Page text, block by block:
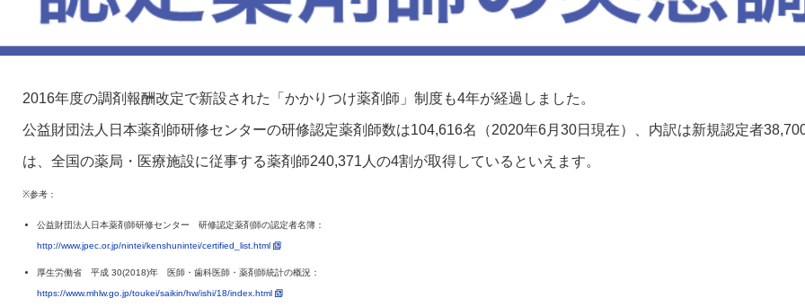
2016年度の調剤報酬改定で新設された「かかりつけ薬剤師」制度も4年が経過しました。
公益財団法人日本薬剤師研修センターの研修認定薬剤師数は104,616名（2020年6月30日現在）、内訳は新規認定者
は、全国の薬局・医療施設に従事する薬剤師240,371人の4割が取得しているといえます。
※参考：
公益財団法人日本薬剤師研修センター 研修認定薬剤師の認定者名簿：
http://www.jpec.or.jp/nintei/kenshunintei/certified_list.html
厚生労働省 平成 30(2018)年 医師・歯科医師・薬剤師統計の概況：
https://www.mhlw.go.jp/toukei/saikin/hw/ishi/18/index.html